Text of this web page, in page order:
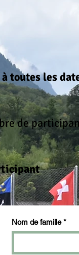
toutes les
de
Nom de famille *